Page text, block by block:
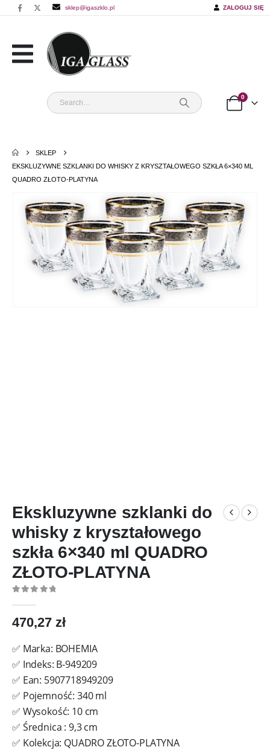
sklep@igaszklo.pl ZALOGUJ SIĘ
0
SKLEP
EKSKLUZYWNE SZKLANKI DO WHISKY Z KRYSZTAŁOWEGO SZKŁA 6×340 ML
QUADRO ZŁOTO-PLATYNA
Ekskluzywne szklanki do
whisky z kryształowego
szkła 6×340 ml QUADRO
ZŁOTO-PLATYNA
470,27 zł
✅ Marka: BOHEMIA
✅ Indeks: B-949209
✅ Ean: 5907718949209
✅ Pojemność: 340 ml
✅ Wysokość: 10 cm
✅ Średnica : 9,3 cm
✅ Kolekcja: QUADRO ZŁOTO-PLATYNA